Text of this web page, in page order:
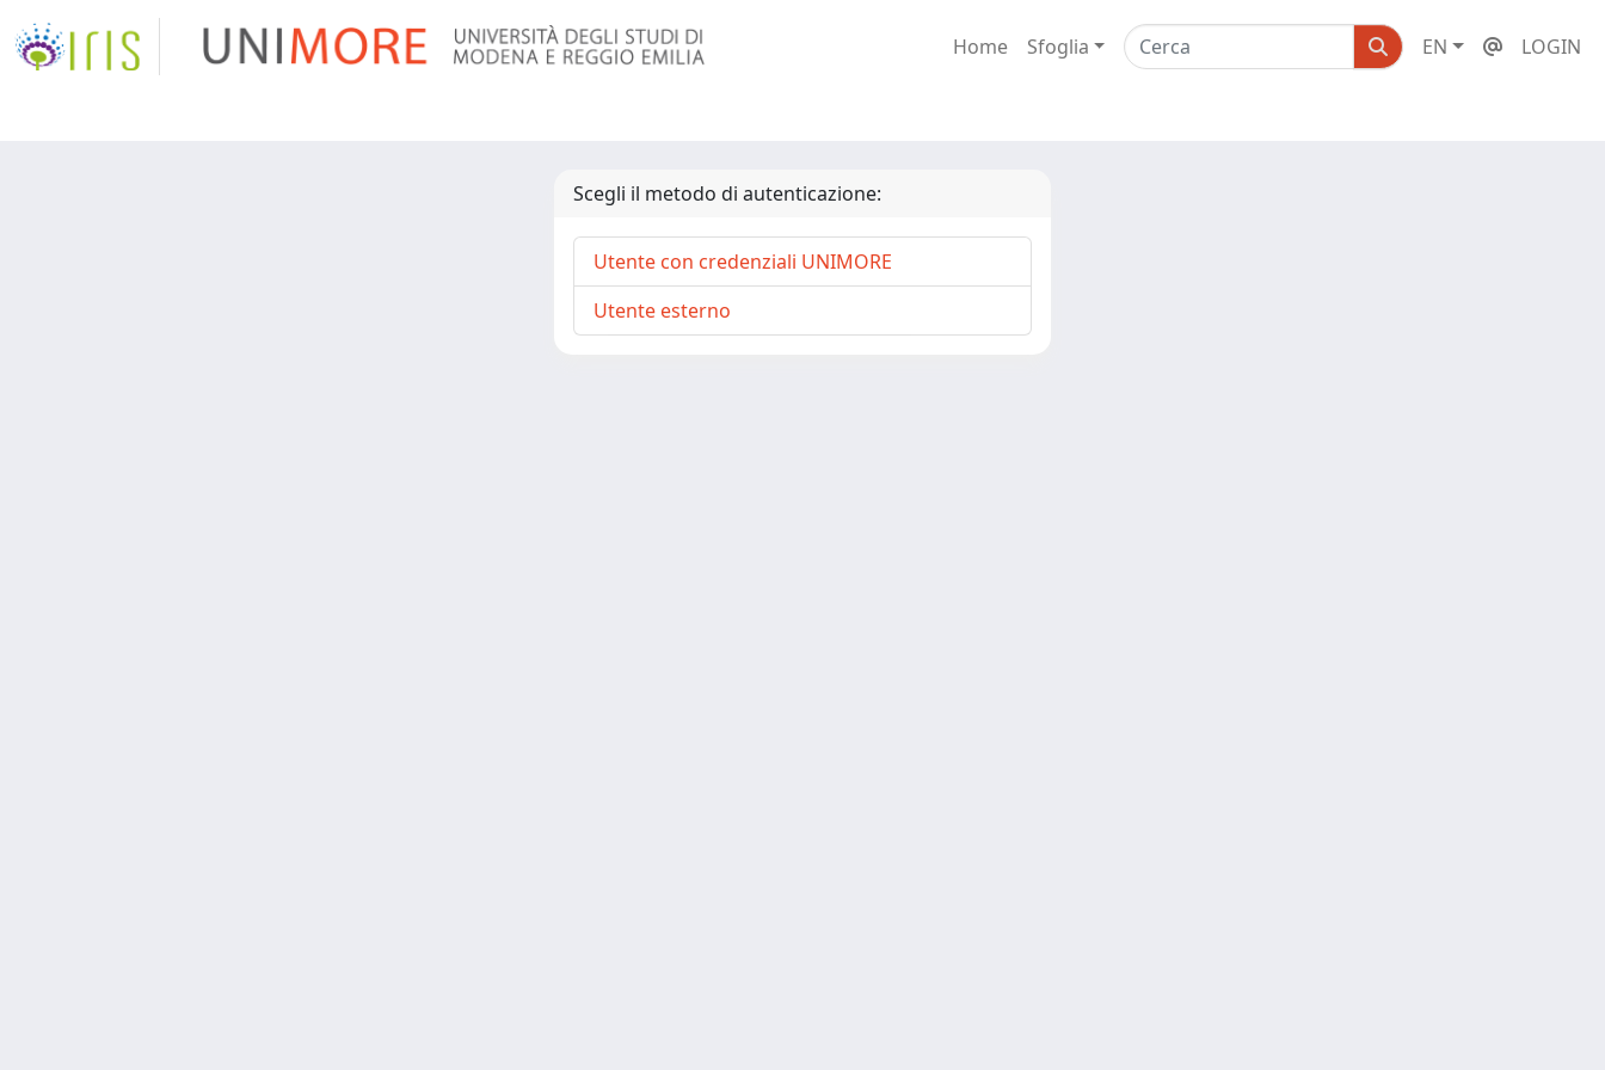
Home Sfoglia EN LOGIN
Scegli il metodo di autenticazione:
Utente con credenziali UNIMORE
Utente esterno